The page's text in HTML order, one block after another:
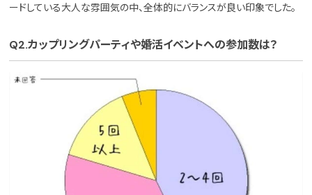
ードしている大人な雰囲気の中、全体的にバランスが良い印象でした。
Q2.カップリングパーティや婚活イベントへの参加数は？